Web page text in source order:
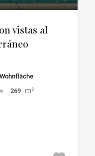
vistas al
Wohnfläche
269 m²